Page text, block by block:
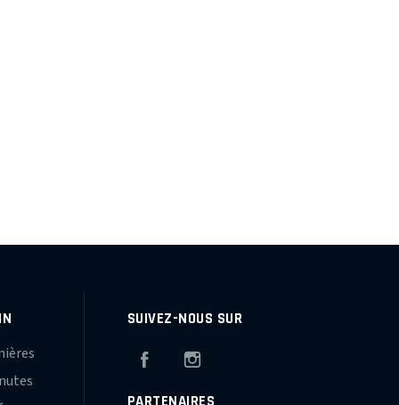
SUIVEZ-NOUS SUR
Facebook
PARTENAIRES